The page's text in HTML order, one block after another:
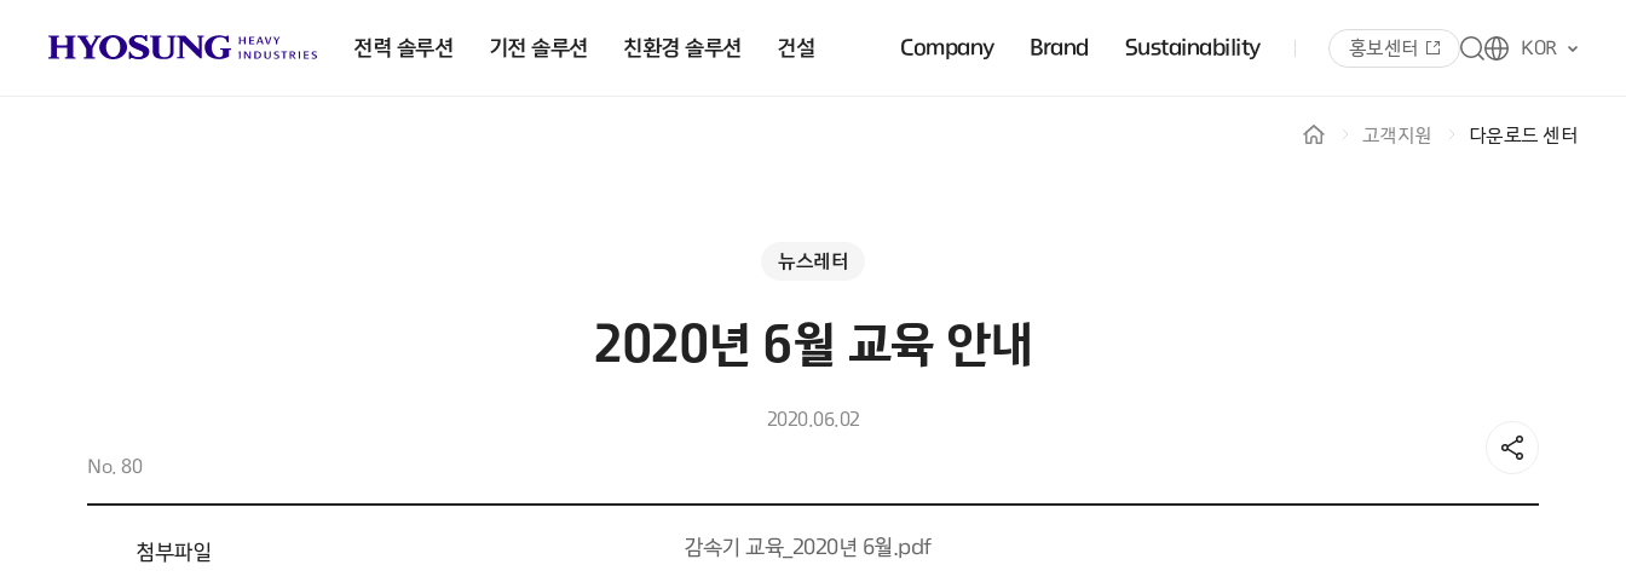
전력 솔루션 기전 솔루션 친환경 솔루션 건설 Company Brand Sustainability 홍보센터 KOR
고객지원 다운로드 센터
뉴스레터
2020년 6월 교육 안내
2020.06.02
No. 80
첨부파일 감속기 교육_2020년 6월.pdf